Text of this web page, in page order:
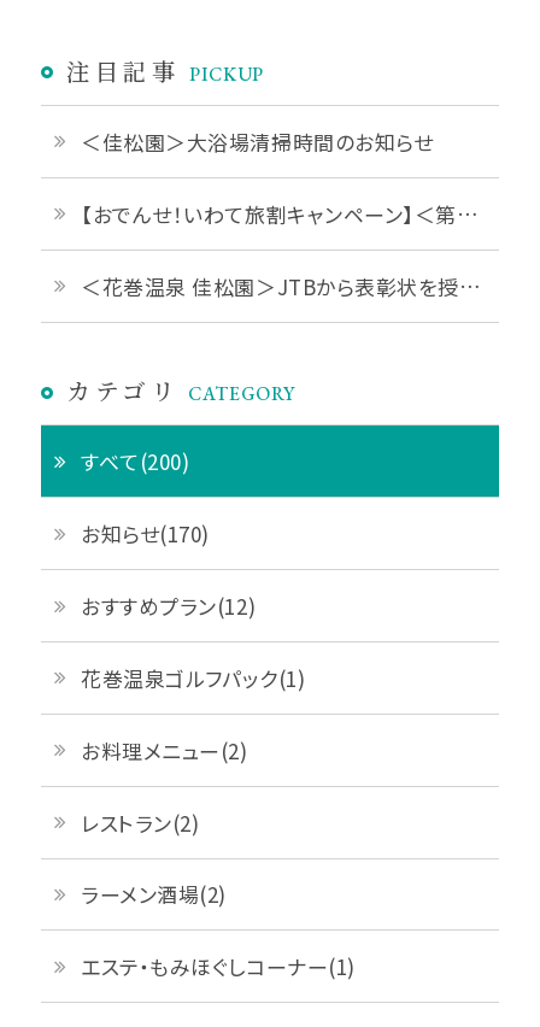
注目記事 PICKUP
＜佳松園＞大浴場清掃時間のお知らせ
【おでんせ！いわて旅割キャンペーン】＜第1弾 2026年6月1日予約開始＞
＜花巻温泉 佳松園＞JTBから表彰状を授与されました
カテゴリ CATEGORY
すべて(200)
お知らせ(170)
おすすめプラン(12)
花巻温泉ゴルフパック(1)
お料理メニュー(2)
レストラン(2)
ラーメン酒場(2)
エステ・もみほぐしコーナー(1)